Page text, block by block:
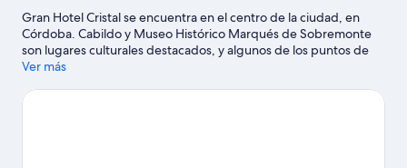
Gran Hotel Cristal se encuentra en el centro de la ciudad, en
Córdoba. Cabildo y Museo Histórico Marqués de Sobremonte
son lugares culturales destacados, y algunos de los puntos de
interés del área incluyen Paseo del Buen Pastor y Museo
¿Quieres asistir a un evento o partido mientras estás en la
Ver más